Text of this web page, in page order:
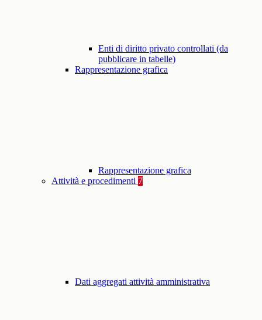
Enti di diritto privato controllati (da
pubblicare in tabelle)
Rappresentazione grafica
Rappresentazione grafica
Attività e procedimenti 7
Dati aggregati attività amministrativa